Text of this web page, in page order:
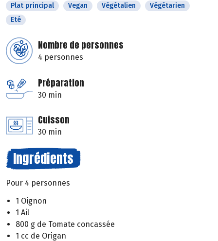
Plat principal Vegan Végétalien
Végétarien
Eté
Nombre de personnes
4 personnes
Préparation
30 min
Cuisson
30 min
Ingrédients
Pour 4 personnes
1 Oignon
1 Ail
800 g de Tomate concassée
1 cc de Origan